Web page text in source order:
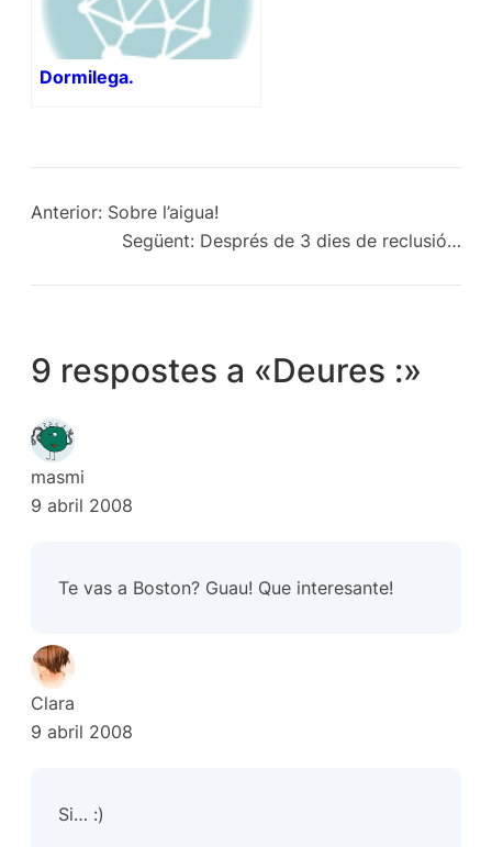
Dormilega.
Anterior: Sobre l’aigua!
Següent: Després de 3 dies de reclusió…
9 respostes a «Deures :»
masmi
9 abril 2008
Te vas a Boston? Guau! Que interesante!
Clara
9 abril 2008
Si… :)